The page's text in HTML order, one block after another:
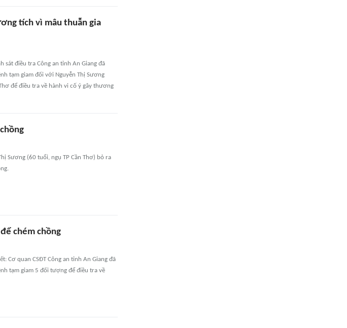
tích vì mâu thuẫn gia
sát điều tra Công an tỉnh An Giang đã
tạm giam đối với Nguyễn Thị Sương
để điều tra về hành vi cố ý gây thương
Sương (60 tuổi, ngụ TP Cần Thơ) bỏ ra
chém chồng
Cơ quan CSĐT Công an tỉnh An Giang đã
tạm giam 5 đối tượng để điều tra về